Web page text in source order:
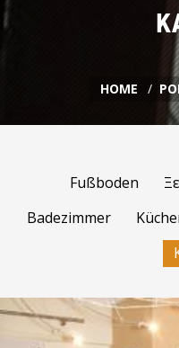
HOME
Fußboden
Badezimmer